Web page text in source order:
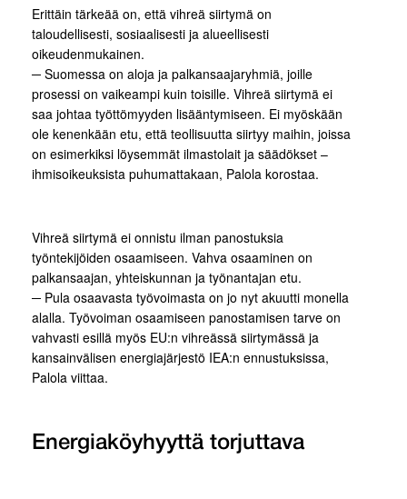
Erittäin tärkeää on, että vihreä siirtymä on
taloudellisesti, sosiaalisesti ja alueellisesti
oikeudenmukainen.
─ Suomessa on aloja ja palkansaajaryhmiä, joille
prosessi on vaikeampi kuin toisille. Vihreä siirtymä ei
saa johtaa työttömyyden lisääntymiseen. Ei myöskään
ole kenenkään etu, että teollisuutta siirtyy maihin, joissa
on esimerkiksi löysemmät ilmastolait ja säädökset –
ihmisoikeuksista puhumattakaan, Palola korostaa.
Vihreä siirtymä ei onnistu ilman panostuksia
työntekijöiden osaamiseen. Vahva osaaminen on
palkansaajan, yhteiskunnan ja työnantajan etu.
─ Pula osaavasta työvoimasta on jo nyt akuutti monella
alalla. Työvoiman osaamiseen panostamisen tarve on
vahvasti esillä myös EU:n vihreässä siirtymässä ja
kansainvälisen energiajärjestö IEA:n ennustuksissa,
Palola viittaa.
Energiaköyhyyttä torjuttava